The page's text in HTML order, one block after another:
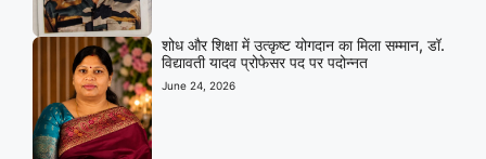
शोध और शिक्षा में उत्कृष्ट योगदान का मिला सम्मान, डॉ.
विद्यावती यादव प्रोफेसर पद पर पदोन्नत
June 24, 2026